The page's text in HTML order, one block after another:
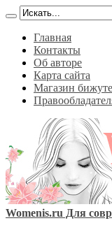
Главная
Контакты
Об авторе
Карта сайта
Магазин
Womenis.ru Для